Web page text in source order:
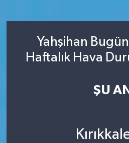
Yahşihan
Haftalık Hava
ŞU AN
Son Dakika Haberleri